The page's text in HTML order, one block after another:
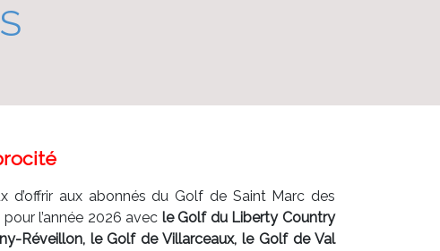
d’offrir aux abonnés du Golf de Saint Marc des
l’année 2026 avec le Golf du Liberty Country
Réveillon, le Golf de Villarceaux, le Golf de Val